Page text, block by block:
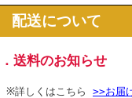
送について
送料のお知らせ
しくはこちら >>お届